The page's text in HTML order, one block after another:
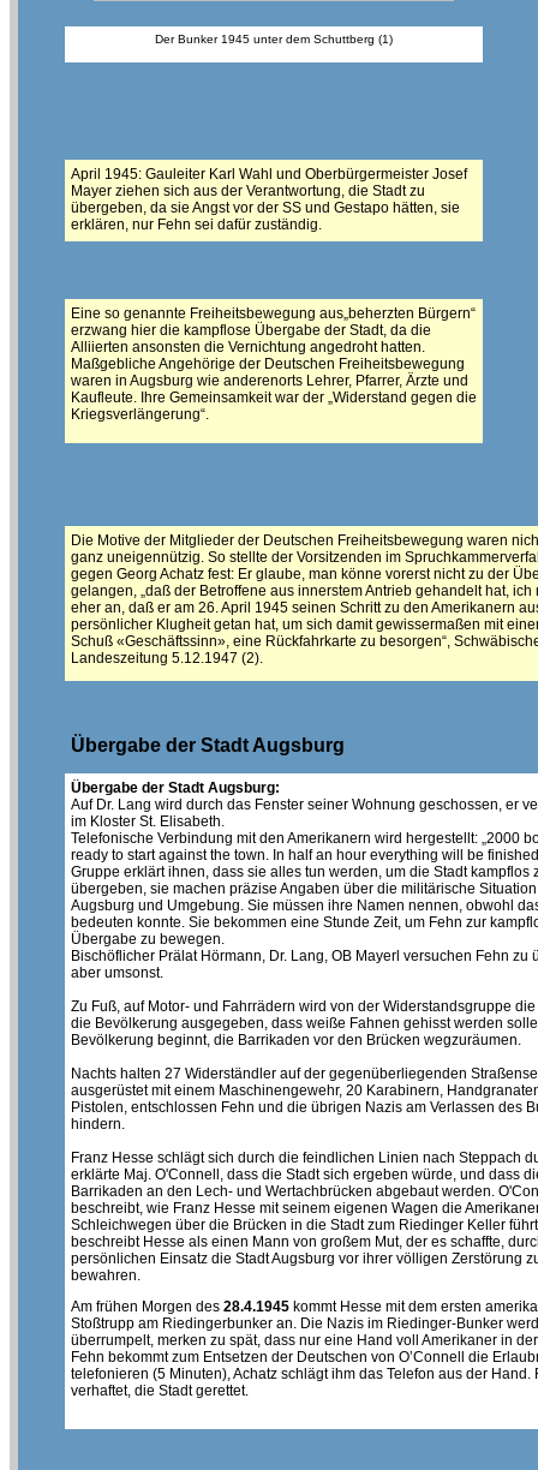
Der Bunker 1945 unter dem Schuttberg (1)
April 1945: Gauleiter Karl Wahl und Oberbürgermeister Josef
Mayer ziehen sich aus der Verantwortung, die Stadt zu
übergeben, da sie Angst vor der SS und Gestapo hätten, sie
erklären, nur Fehn sei dafür zuständig.
Eine so genannte Freiheitsbewegung aus„beherzten Bürgern“
erzwang hier die kampflose Übergabe der Stadt, da die
Alliierten ansonsten die Vernichtung angedroht hatten.
Maßgebliche Angehörige der Deutschen Freiheitsbewegung
waren in Augsburg wie anderenorts Lehrer, Pfarrer, Ärzte und
Kaufleute. Ihre Gemeinsamkeit war der „Widerstand gegen die
Kriegsverlängerung“.
Die Motive der Mitglieder der Deutschen Freiheitsbewegung waren
ganz uneigennützig. So stellte der Vorsitzenden im
gegen Georg Achatz fest: Er glaube, man könne vorerst nicht zu der
gelangen, „daß der Betroffene aus innerstem Antrieb gehandelt hat, ich
eher an, daß er am 26. April 1945 seinen Schritt zu den Amerikanern
persönlicher Klugheit getan hat, um sich damit gewissermaßen mit
Schuß «Geschäftssinn», eine Rückfahrkarte zu besorgen“,
Landeszeitung 5.12.1947 (2).
Übergabe der Stadt Augsburg
Übergabe der Stadt Augsburg:
Auf Dr. Lang wird durch das Fenster seiner Wohnung geschossen, er
im Kloster St. Elisabeth.
Telefonische Verbindung mit den Amerikanern wird hergestellt: „2000
ready to start against the town. In half an hour everything will be
Gruppe erklärt ihnen, dass sie alles tun werden, um die Stadt kampflos
übergeben, sie machen präzise Angaben über die militärische
Augsburg und Umgebung. Sie müssen ihre Namen nennen, obwohl
bedeuten konnte. Sie bekommen eine Stunde Zeit, um Fehn zur
Übergabe zu bewegen.
Bischöflicher Prälat Hörmann, Dr. Lang, OB Mayerl versuchen Fehn zu
aber umsonst.
Zu Fuß, auf Motor- und Fahrrädern wird von der Widerstandsgruppe
die Bevölkerung ausgegeben, dass weiße Fahnen gehisst werden
Bevölkerung beginnt, die Barrikaden vor den Brücken wegzuräumen.
Nachts halten 27 Widerständler auf der gegenüberliegenden
ausgerüstet mit einem Maschinengewehr, 20 Karabinern,
Pistolen, entschlossen Fehn und die übrigen Nazis am Verlassen des
hindern.
Franz Hesse schlägt sich durch die feindlichen Linien nach Steppach
erklärte Maj. O'Connell, dass die Stadt sich ergeben würde, und dass
Barrikaden an den Lech- und Wertachbrücken abgebaut werden.
beschreibt, wie Franz Hesse mit seinem eigenen Wagen die
Schleichwegen über die Brücken in die Stadt zum Riedinger Keller
beschreibt Hesse als einen Mann von großem Mut, der es schaffte,
persönlichen Einsatz die Stadt Augsburg vor ihrer völligen Zerstörung
bewahren.
Am frühen Morgen des 28.4.1945 kommt Hesse mit dem ersten
Stoßtrupp am Riedingerbunker an. Die Nazis im Riedinger-Bunker
überrumpelt, merken zu spät, dass nur eine Hand voll Amerikaner in
Fehn bekommt zum Entsetzen der Deutschen von O’Connell die
telefonieren (5 Minuten), Achatz schlägt ihm das Telefon aus der Hand.
verhaftet, die Stadt gerettet.